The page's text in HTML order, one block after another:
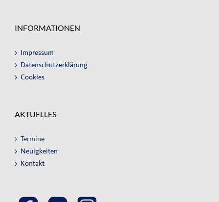
INFORMATIONEN
Impressum
Datenschutzerklärung
Cookies
AKTUELLES
Termine
Neuigkeiten
Kontakt